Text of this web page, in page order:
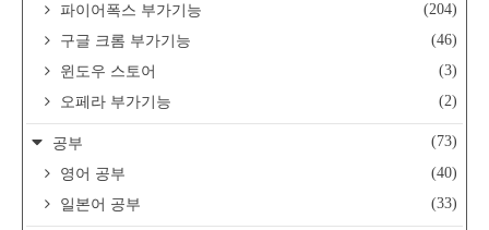
파이어폭스 부가기능
(204)
구글 크롬 부가기능
(46)
윈도우 스토어
(3)
오페라 부가기능
(2)
공부
(73)
영어 공부
(40)
일본어 공부
(33)